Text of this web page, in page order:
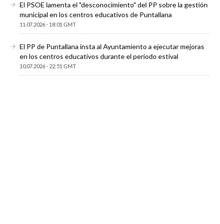
El PSOE lamenta el "desconocimiento" del PP sobre la gestión
municipal en los centros educativos de Puntallana
11.07.2026 - 18:01 GMT
El PP de Puntallana insta al Ayuntamiento a ejecutar mejoras
en los centros educativos durante el periodo estival
10.07.2026 - 22:51 GMT